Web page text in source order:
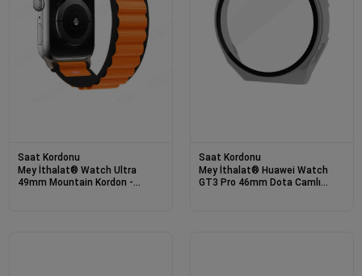
Saat Kordonu
Mey İthalat® Watch Ultra
49mm Mountain Kordon -
Saat Kordonu
Mey İthalat® Huawei Watch
GT3 Pro 46mm Dota Camlı